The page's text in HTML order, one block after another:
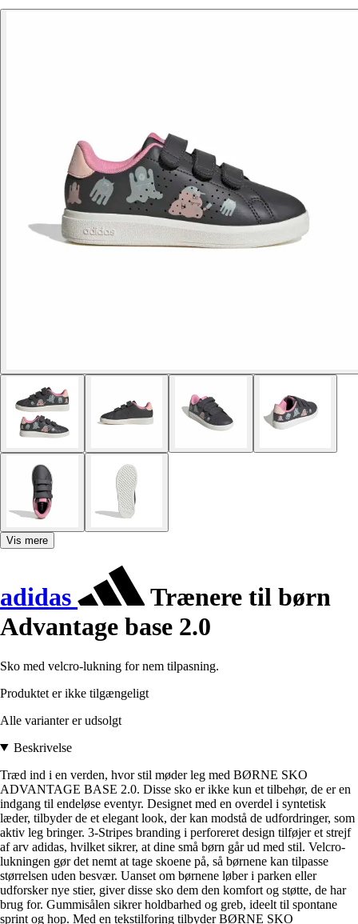
Vis mere
adidas
Trænere til børn
Advantage base 2.0
Sko med velcro-lukning for nem tilpasning.
Produktet er ikke tilgængeligt
Alle varianter er udsolgt
Beskrivelse
Træd ind i en verden, hvor stil møder leg med BØRNE SKO
ADVANTAGE BASE 2.0. Disse sko er ikke kun et tilbehør, de er en
indgang til endeløse eventyr. Designet med en overdel i syntetisk
læder, tilbyder de et elegant look, der kan modstå de udfordringer, som
aktiv leg bringer. 3-Stripes branding i perforeret design tilføjer et strejf
af arv adidas, hvilket sikrer, at dine små børn går ud med stil. Velcro-
lukningen gør det nemt at tage skoene på, så børnene kan tilpasse
størrelsen uden besvær. Uanset om børnene løber i parken eller
udforsker nye stier, giver disse sko dem den komfort og støtte, de har
brug for. Gummisålen sikrer holdbarhed og greb, ideelt til spontane
sprint og hop. Med en tekstilforing tilbyder BØRNE SKO